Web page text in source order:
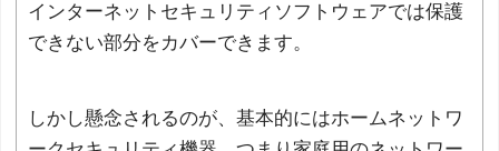
インターネットセキュリティソフトウェアでは保護
できない部分をカバーできます。
しかし懸念されるのが、基本的にはホームネットワ